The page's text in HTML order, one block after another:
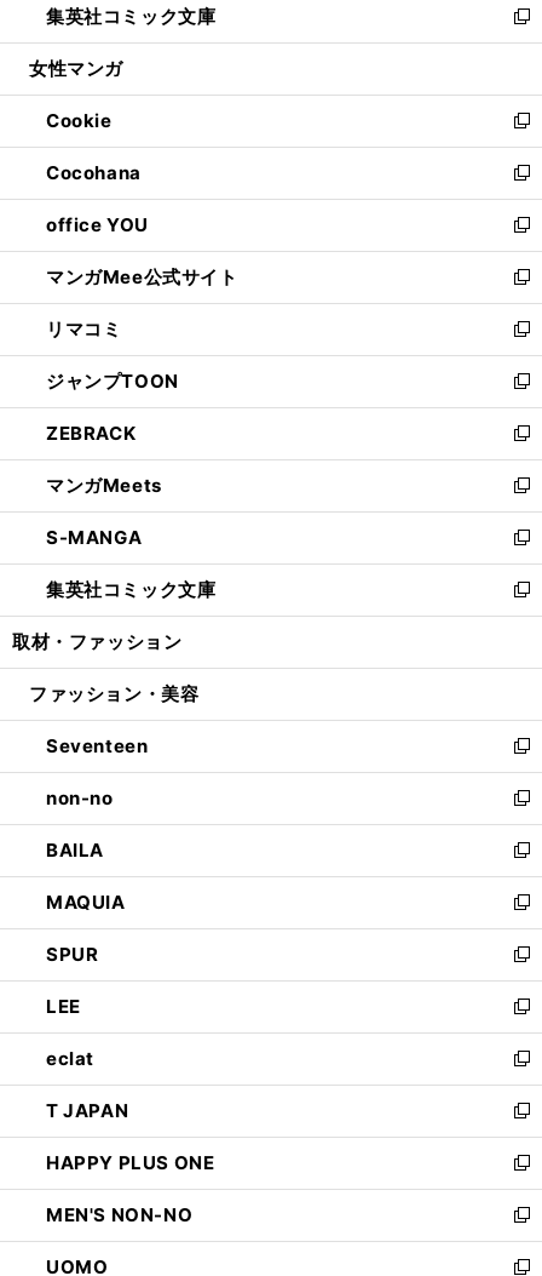
く
で
開
ド
ウ
開
く
ィ
ン
ウ
で
開
く
い
ウ
ン
ド
ウ
で
開
く
集英社コミック文庫
新
し
ウ
ィ
ン
ド
ウ
で
開
く
女性マンガ
Cookie
新
し
い
ウ
ィ
ン
ド
ウ
で
開
く
Cocohana
新
し
い
ウ
ィ
ン
ド
ウ
で
開
く
office YOU
新
し
い
ウ
ィ
ン
ド
ウ
で
開
く
マンガMee公式サイト
新
し
い
ウ
ィ
ン
ド
ウ
で
開
く
リマコミ
新
し
い
ウ
ィ
ン
ド
ウ
で
開
く
ジャンプTOON
新
し
い
ウ
ィ
ン
ド
ウ
で
開
ZEBRACK
新
し
い
ウ
ィ
ン
ド
ウ
開
マンガMeets
新
し
い
ウ
ィ
ン
ウ
開
く
S-MANGA
新
し
い
ウ
ン
ウ
で
開
く
集英社コミック文庫
新
し
ウ
ン
ド
ウ
で
開
く
取材・ファッション
ファッション・美容
Seventeen
新
し
い
ウ
ィ
ン
ド
ウ
で
開
く
non-no
新
し
い
ウ
ィ
ン
ド
ウ
で
開
く
BAILA
新
し
い
ウ
ィ
ン
ド
ウ
で
開
く
MAQUIA
新
し
い
ウ
ィ
ン
ド
ウ
で
開
く
SPUR
新
し
い
ウ
ィ
ン
ド
ウ
で
開
く
LEE
新
し
い
ウ
ィ
ン
ド
ウ
で
開
く
eclat
新
し
い
ウ
ィ
ン
ド
ウ
で
T JAPAN
新
し
い
ウ
ィ
ン
ド
HAPPY PLUS ONE
新
し
い
ウ
ィ
MEN'S NON-NO
新
し
い
UOMO